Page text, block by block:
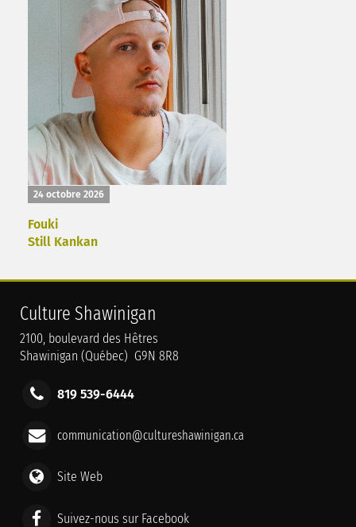
24 octobre 2026
Fouki
Still Kankan
Culture Shawinigan
2100, boulevard des Hêtres
Shawinigan (Québec) G9N 8R8
819 539-6444
communication@cultureshawinigan.ca
Site Web
Suivez-nous sur Facebook